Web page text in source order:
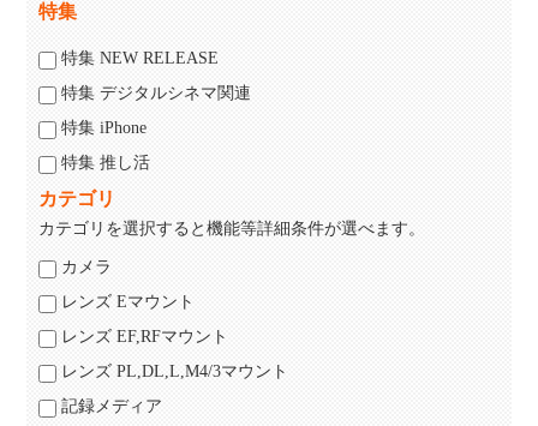
特集
特集 NEW RELEASE
特集 デジタルシネマ関連
特集 iPhone
特集 推し活
カテゴリ
カテゴリを選択すると機能等詳細条件が選べます。
カメラ
レンズ Eマウント
レンズ EF,RFマウント
レンズ PL,DL,L,M4/3マウント
記録メディア